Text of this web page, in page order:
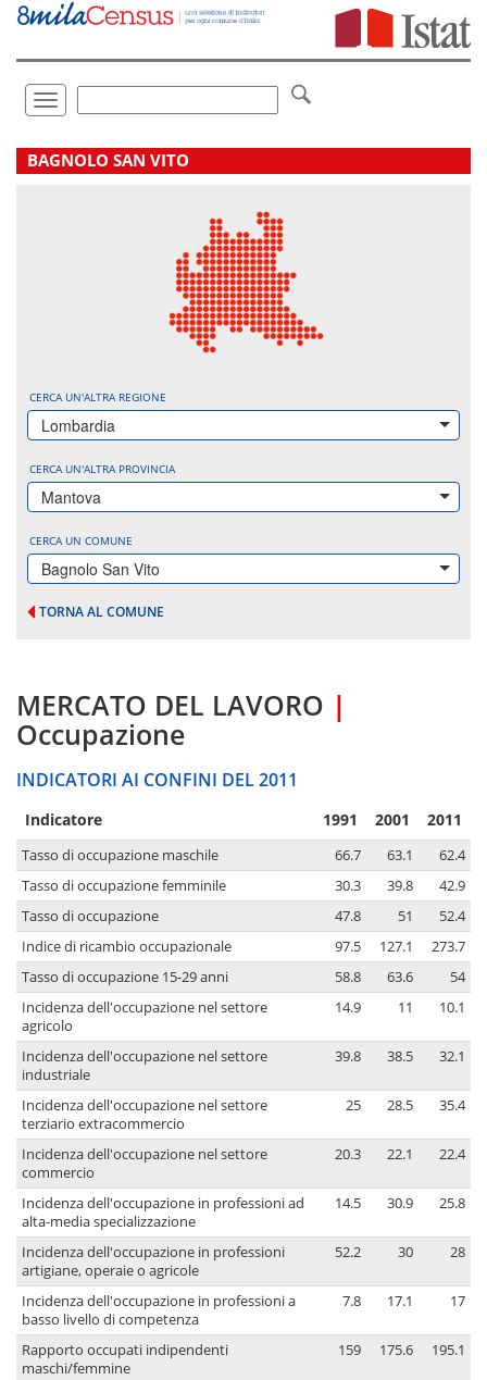
Vai
direttamente
Toggle
navigation
.
BAGNOLO SAN VITO
CERCA UN'ALTRA REGIONE
Lombardia
CERCA UN'ALTRA PROVINCIA
Mantova
CERCA UN COMUNE
Bagnolo San Vito
TORNA AL COMUNE
MERCATO DEL LAVORO |
Occupazione
INDICATORI AI CONFINI DEL 2011
Indicatore 1991 2001 2011
Tasso di occupazione maschile 66.7 63.1
62.4
Tasso di occupazione femminile
30.3 39.8
42.9
Tasso di occupazione
47.8 51
52.4
Indice di ricambio occupazionale
97.5 127.1
273.7
Tasso di occupazione 15-29 anni
58.8 63.6
54
Incidenza dell'occupazione nel settore
agricolo
14.9 11 10.1
Incidenza dell'occupazione nel settore
industriale
39.8 38.5 32.1
Incidenza dell'occupazione nel settore
terziario extracommercio
25 28.5 35.4
Incidenza dell'occupazione nel settore
commercio
20.3 22.1 22.4
Incidenza dell'occupazione in professioni ad
alta-media specializzazione
14.5 30.9 25.8
Incidenza dell'occupazione in professioni
artigiane, operaie o agricole
52.2 30 28
Incidenza dell'occupazione in professioni a
basso livello di competenza
7.8 17.1 17
Rapporto occupati indipendenti
maschi/femmine
159 175.6 195.1